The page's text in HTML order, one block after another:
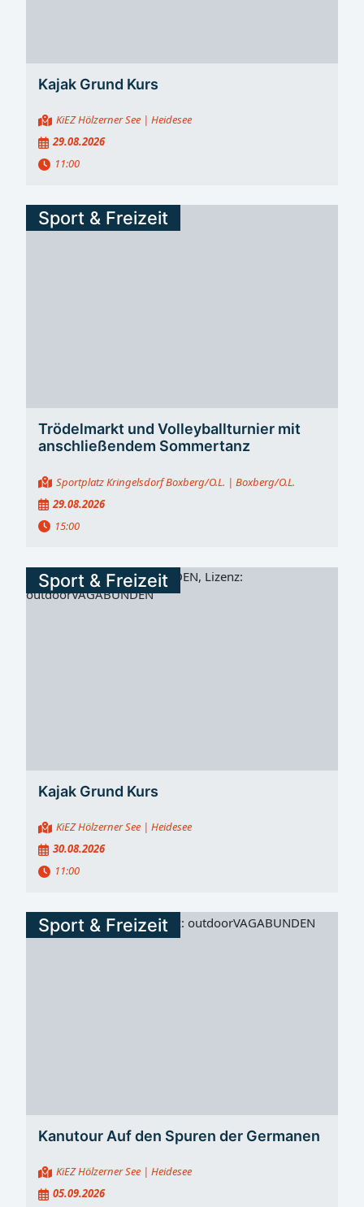
den PSC Bautzen stehen damit nach dem...
Kajak Grund Kurs
KiEZ Hölzerner See | Heidesee
29.08.2026
11:00
Sport & Freizeit
Trödelmarkt und Volleyballturnier mit
anschließendem Sommertanz
Sportplatz Kringelsdorf Boxberg/O.L. | Boxberg/O.L.
29.08.2026
15:00
Sport & Freizeit
Kajak Grund Kurs
KiEZ Hölzerner See | Heidesee
30.08.2026
11:00
Sport & Freizeit
Kanutour Auf den Spuren der Germanen
KiEZ Hölzerner See | Heidesee
05.09.2026